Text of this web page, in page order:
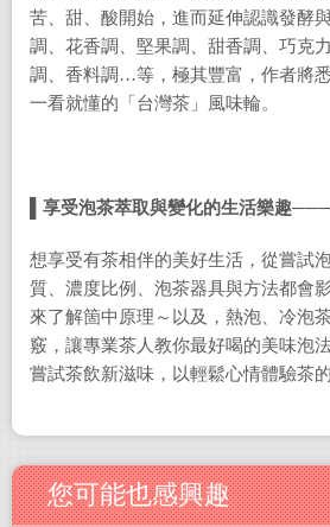
苦、甜、酸開始，進而延伸認識發酵
調、花香調、堅果調、甜香調、巧克
調、香料調…等，極其豐富，作者將
一看就懂的「台灣茶」風味輪。
享受泡茶萃取與變化的生活樂趣───
想享受有茶相伴的美好生活，從嘗試
質、濃度比例、泡茶器具與方法都會
來了解箇中原理～以及，熱泡、冷泡
竅，讓專業茶人教你最好喝的美味泡
嘗試茶飲新滋味，以輕鬆心情體驗茶
您可能也感興趣